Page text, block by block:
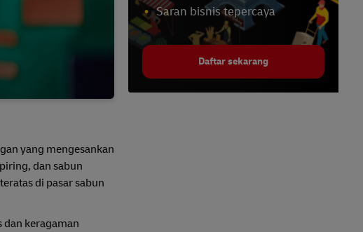
yang mengesankan
dan sabun
di pasar sabun
keragaman
Saran bisnis tepercaya
Daftar sekarang